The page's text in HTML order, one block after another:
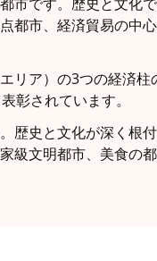
都市、経済貿易の中
リア）の3つの経済
彰されています。
歴史と文化が深く根
級文明都市、美食の